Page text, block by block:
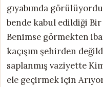
gıyabımda
bende kabul edildiği
Benimse görmekten
kaçışım şehirden
saplanmış vaziyette
ele geçirmek için